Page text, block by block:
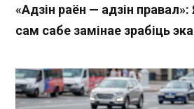
«Адзін раён — адзін
сам сабе замінае зрабіць